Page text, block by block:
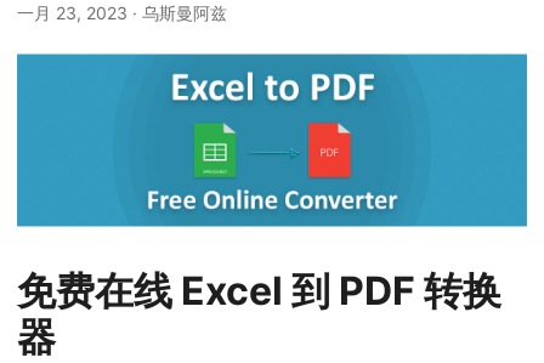
一月 23, 2023 · 乌斯曼阿兹
免费在线 Excel 到 PDF 转换
器